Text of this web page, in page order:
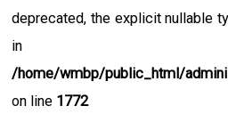
deprecated, the explicit nullable
in
/home/wmbp/public_html/
on line 1772